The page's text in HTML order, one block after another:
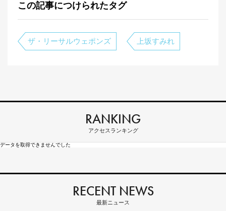
この記事につけられたタグ
ザ・リーサルウェポンズ 上坂すみれ
RANKING
アクセスランキング
データを取得できませんでした
RECENT NEWS
最新ニュース